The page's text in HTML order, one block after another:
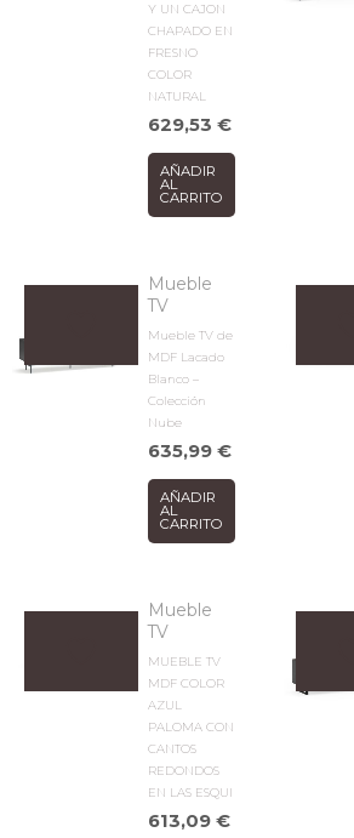
Y UN CAJON
CHAPADO EN
FRESNO
COLOR
NATURAL
629,53€
AÑADIR
AL
CARRITO
Mueble
TV
Mueble TV de
MDF Lacado
Blanco –
Colección
Nube
635,99€
AÑADIR
AL
CARRITO
Mueble
TV
MUEBLE TV
MDF COLOR
AZUL
PALOMA CON
CANTOS
REDONDOS
EN LAS ESQUI
613,09€